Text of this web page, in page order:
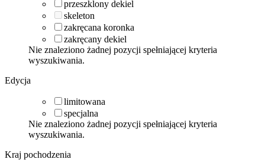
przeszklony dekiel
skeleton
zakręcana koronka
zakręcany dekiel
Nie znaleziono żadnej pozycji spełniającej kryteria
wyszukiwania.
Edycja
limitowana
specjalna
Nie znaleziono żadnej pozycji spełniającej kryteria
wyszukiwania.
Kraj pochodzenia